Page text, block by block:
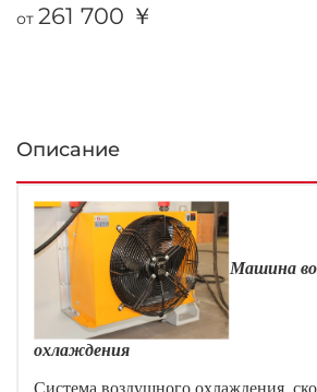
от 261 700 ￥
Описание
Машина
охлаждения
Система воздушного охлаждения,